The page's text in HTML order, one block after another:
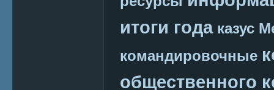
итоги года казус
командировочные
общественного